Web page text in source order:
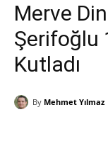
Merve
Şerifoğlu
Kutladı
By Mehmet Yılmaz